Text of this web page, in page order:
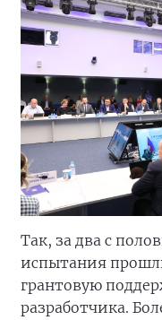
Так, за два с
испытания
грантовую
разработчика.